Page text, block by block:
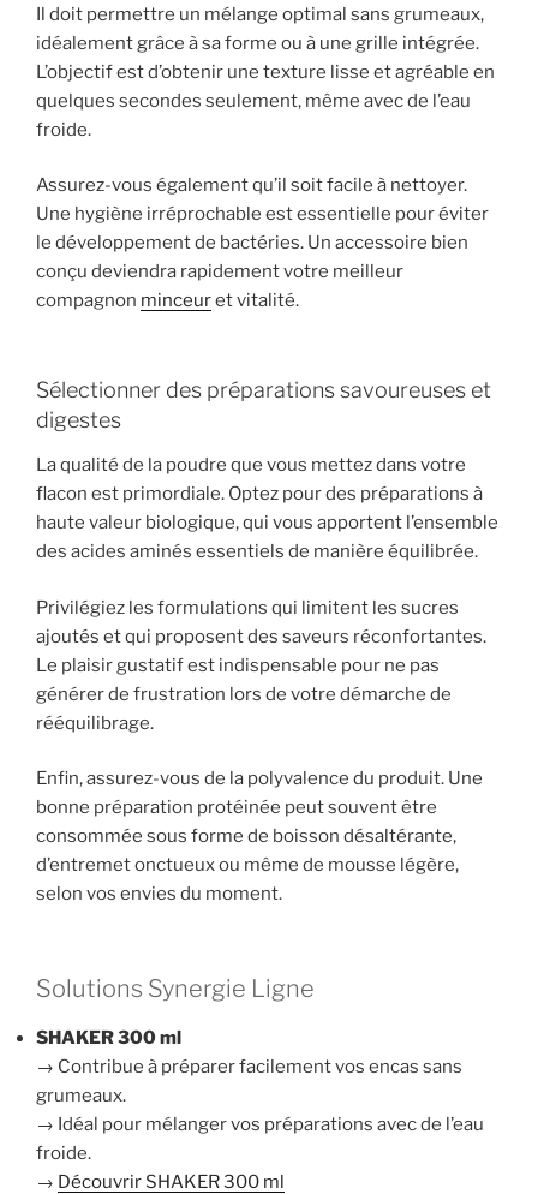
Il doit permettre un mélange optimal sans grumeaux,
idéalement grâce à sa forme ou à une grille intégrée.
L’objectif est d’obtenir une texture lisse et agréable en
quelques secondes seulement, même avec de l’eau
froide.
Assurez-vous également qu’il soit facile à nettoyer.
Une hygiène irréprochable est essentielle pour éviter
le développement de bactéries. Un accessoire bien
conçu deviendra rapidement votre meilleur
compagnon minceuret vitalité.
Sélectionner des préparations savoureuses et
digestes
La qualité de la poudre que vous mettez dans votre
flacon est primordiale. Optez pour des préparations à
haute valeur biologique, qui vous apportent l’ensemble
des acides aminés essentiels de manière équilibrée.
Privilégiez les formulations qui limitent les sucres
ajoutés et qui proposent des saveurs réconfortantes.
Le plaisir gustatif est indispensable pour ne pas
générer de frustration lors de votre démarche de
rééquilibrage.
Enfin, assurez-vous de la polyvalence du produit. Une
bonne préparation protéinée peut souvent être
consommée sous forme de boisson désaltérante,
d’entremet onctueux ou même de mousse légère,
selon vos envies du moment.
Solutions Synergie Ligne
SHAKER 300 ml
→ Contribue à préparer facilement vos encas sans
grumeaux.
→ Idéal pour mélanger vos préparations avec de l’eau
froide.
→ Découvrir SHAKER 300 ml